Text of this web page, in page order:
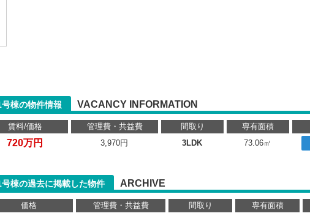
棟の物件情報 VACANCY INFORMATION
賃料/価格 管理費・共益費 間取り 専有面積
720万円 3,970円 3LDK 73.06㎡
棟の過去に掲載した物件 ARCHIVE
価格 管理費・共益費 間取り 専有面積